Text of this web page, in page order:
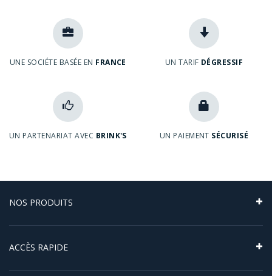
UNE SOCIÉTE BASÉE EN FRANCE UN TARIF DÉGRESSIF
UN PARTENARIAT AVEC BRINK'S UN PAIEMENT SÉCURISÉ
NOS PRODUITS
Napoléon 20 Francs
Napoléon 10 Francs
Souverain
ACCÈS RAPIDE
Questions fréquentes